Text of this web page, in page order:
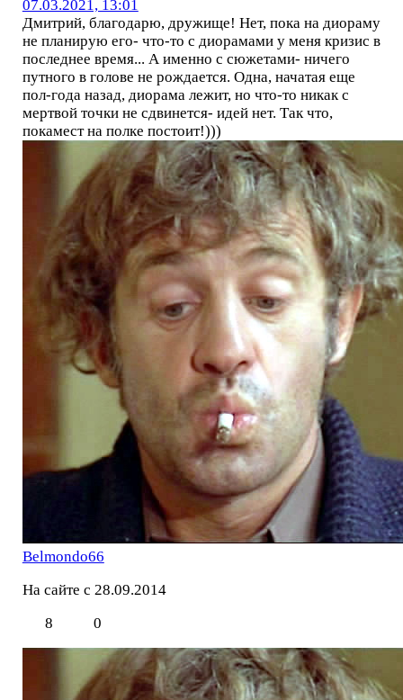
07.03.2021, 13:01
Дмитрий, благодарю, дружище! Нет, пока на диораму
не планирую его- что-то с диорамами у меня кризис в
последнее время... А именно с сюжетами- ничего
путного в голове не рождается. Одна, начатая еще
пол-года назад, диорама лежит, но что-то никак с
мертвой точки не сдвинется- идей нет. Так что,
покамест на полке постоит!)))
Belmondo66
На сайте с 28.09.2014
8
0